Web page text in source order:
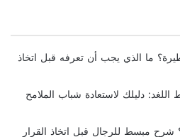
ما الذي يجب أن تعرفه قبل اتخاذ
دليلك لاستعادة شباب الملامح
مبسط للرجال قبل اتخاذ القرار